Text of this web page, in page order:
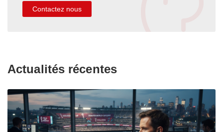
Contactez nous
Actualités récentes